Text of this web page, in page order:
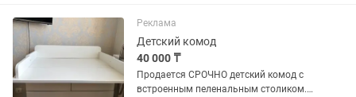
квартиры, дачи или даже офиса.
Благодаря...
Реклама
Детский комод
40 000 ₸
Продается СРОЧНО детский комод с
встроенным пеленальным столиком.